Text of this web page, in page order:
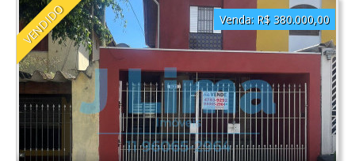
VENDIDO Venda: R$ 380.000,00